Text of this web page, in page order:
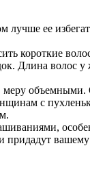
лучше ее
короткие
Длина
объемными.
с
придадут